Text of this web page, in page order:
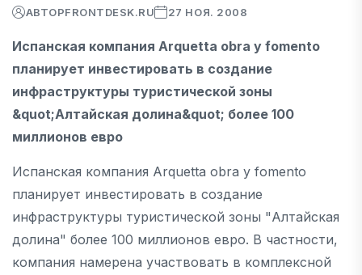
АВТОРFRONTDESK.RU 27 НОЯ. 2008
Испанская компания Arquetta obra y fomento
планирует инвестировать в создание
инфраструктуры туристической зоны
&quot;Алтайская долина&quot; более 100
миллионов евро
Испанская компания Arquetta obra y fomento
планирует инвестировать в создание
инфраструктуры туристической зоны "Алтайская
долина" более 100 миллионов евро. В частности,
компания намерена участвовать в комплексной